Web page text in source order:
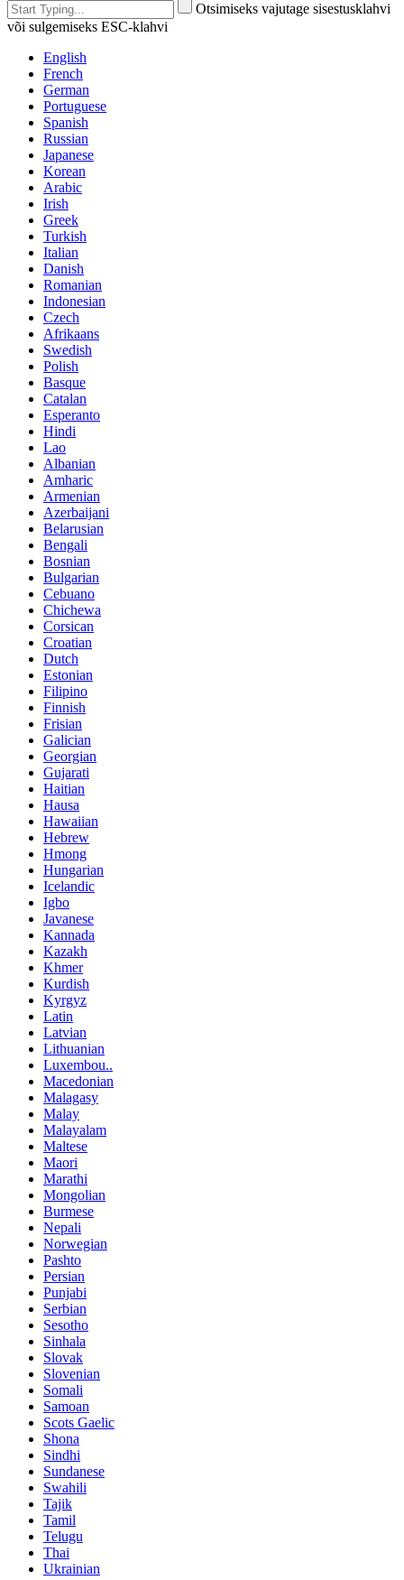
Otsimiseks vajutage sisestusklahvi
või sulgemiseks ESC-klahvi
English
French
German
Portuguese
Spanish
Russian
Japanese
Korean
Arabic
Irish
Greek
Turkish
Italian
Danish
Romanian
Indonesian
Czech
Afrikaans
Swedish
Polish
Basque
Catalan
Esperanto
Hindi
Lao
Albanian
Amharic
Armenian
Azerbaijani
Belarusian
Bengali
Bosnian
Bulgarian
Cebuano
Chichewa
Corsican
Croatian
Dutch
Estonian
Filipino
Finnish
Frisian
Galician
Georgian
Gujarati
Haitian
Hausa
Hawaiian
Hebrew
Hmong
Hungarian
Icelandic
Igbo
Javanese
Kannada
Kazakh
Khmer
Kurdish
Kyrgyz
Latin
Latvian
Lithuanian
Luxembou..
Macedonian
Malagasy
Malay
Malayalam
Maltese
Maori
Marathi
Mongolian
Burmese
Nepali
Norwegian
Pashto
Persian
Punjabi
Serbian
Sesotho
Sinhala
Slovak
Slovenian
Somali
Samoan
Scots Gaelic
Shona
Sindhi
Sundanese
Swahili
Tajik
Tamil
Telugu
Thai
Ukrainian